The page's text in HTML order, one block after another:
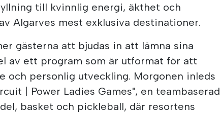
till kvinnlig energi, äkthet och
Algarves mest exklusiva destinationer.
gästerna att bjudas in att lämna sina
av ett program som är utformat för att
och personlig utveckling. Morgonen inleds
| Power Ladies Games", en teambaserad
basket och pickleball, där resortens